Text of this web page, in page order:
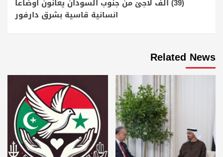
Reading(39) الف لاجئ من جنوب السودان يعانون اوضاعا
انسانية قاسية بشرق دارفور
Related News